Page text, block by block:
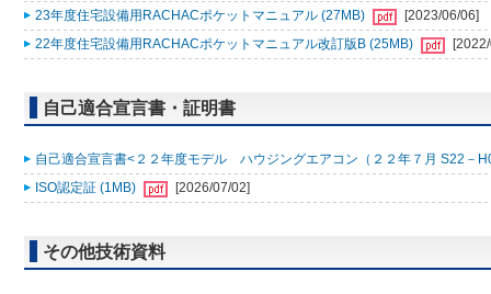
23年度住宅設備用RACHACポケットマニュアル (27MB)
[2023/06/06]
22年度住宅設備用RACHACポケットマニュアル改訂版B (25MB)
自己適合宣言書・証明書
自己適合宣言書<２２年度モデル ハウジングエアコン（２２年７月 S22－
ISO認定証 (1MB)
[2026/07/02]
その他技術資料